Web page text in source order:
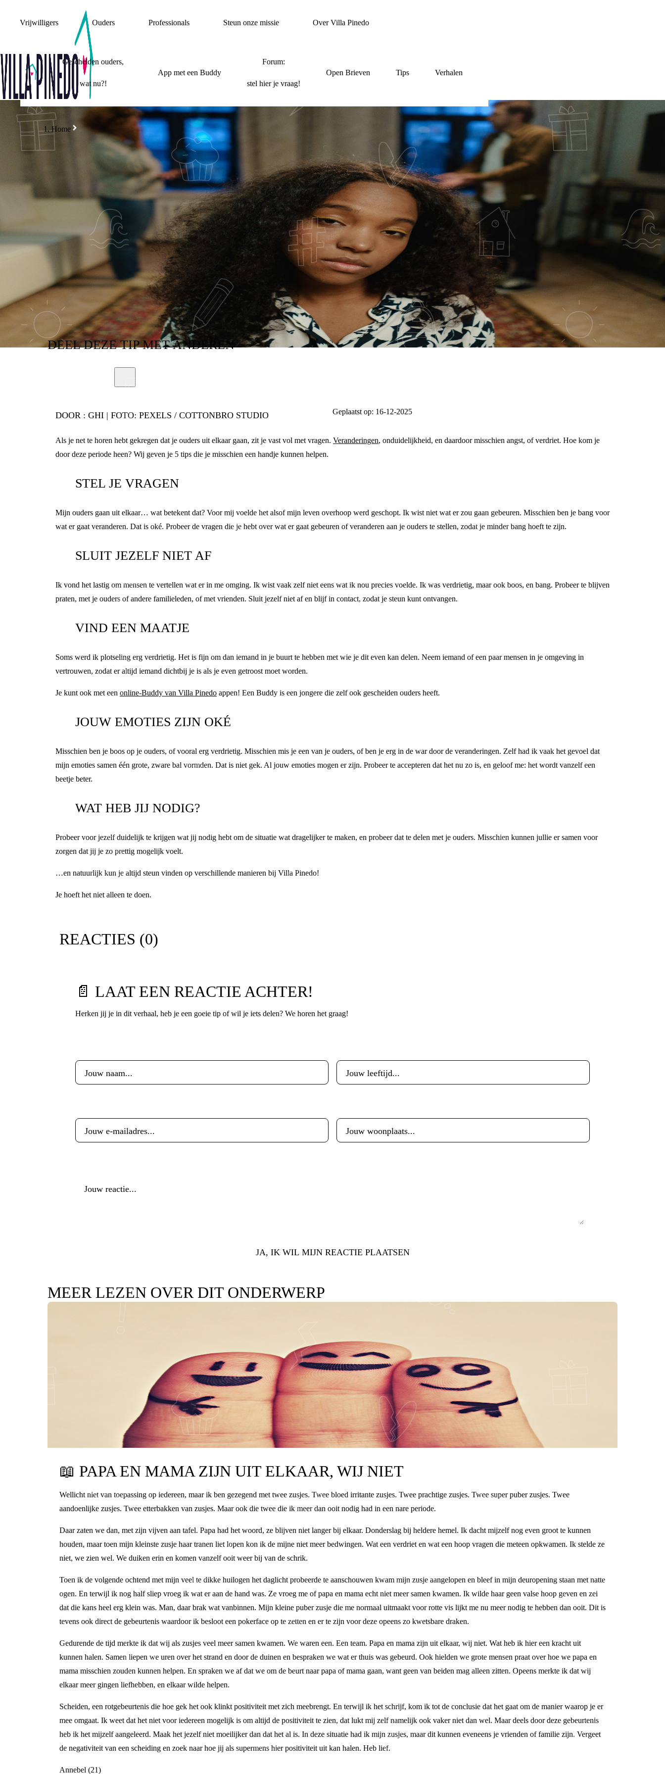
Vrijwilligers Ouders Professionals Steun onze missie Over Villa Pinedo
Gescheiden ouders,
wat nu?!
App met een Buddy
Forum:
stel hier je vraag!
Open Brieven Tips Verhalen
Home
MIJN OUDERS WAT DE F@#CK?!
5 TIPS WAT JE KUNT DOEN ALS JE HOORT DAT JE
OUDERS UIT ELKAAR GAAN
DEELDEZE TIPMET ANDEREN
DOOR : GHI | FOTO: PEXELS / COTTONBRO STUDIO Geplaatst op: 16-12-2025
Als je net te horen hebt gekregen dat je ouders uit elkaar gaan, zit je vast vol met vragen. Veranderingen, onduidelijkheid, en daardoor misschien angst, of verdriet. Hoe kom je
door deze periode heen? Wij geven je 5 tips die je misschien een handje kunnen helpen.
STEL JE VRAGEN
Mijn ouders gaan uit elkaar… wat betekent dat? Voor mij voelde het alsof mijn leven overhoop werd geschopt. Ik wist niet wat er zou gaan gebeuren. Misschien ben je bang voor
wat er gaat veranderen. Dat is oké. Probeer de vragen die je hebt over wat er gaat gebeuren of veranderen aan je ouders te stellen, zodat je minder bang hoeft te zijn.
SLUIT JEZELF NIET AF
Ik vond het lastig om mensen te vertellen wat er in me omging. Ik wist vaak zelf niet eens wat ik nou precies voelde. Ik was verdrietig, maar ook boos, en bang. Probeer te blijven
praten, met je ouders of andere familieleden, of met vrienden. Sluit jezelf niet af en blijf in contact, zodat je steun kunt ontvangen.
VIND EEN MAATJE
Soms werd ik plotseling erg verdrietig. Het is fijn om dan iemand in je buurt te hebben met wie je dit even kan delen. Neem iemand of een paar mensen in je omgeving in
vertrouwen, zodat er altijd iemand dichtbij je is als je even getroost moet worden.
Je kunt ook met een online-Buddy van Villa Pinedo appen! Een Buddy is een jongere die zelf ook gescheiden ouders heeft.
JOUW EMOTIES ZIJN OKÉ
Misschien ben je boos op je ouders, of vooral erg verdrietig. Misschien mis je een van je ouders, of ben je erg in de war door de veranderingen. Zelf had ik vaak het gevoel dat
mijn emoties samen één grote, zware bal vormden. Dat is niet gek. Al jouw emoties mogen er zijn. Probeer te accepteren dat het nu zo is, en geloof me: het wordt vanzelf een
beetje beter.
WAT HEB JIJ NODIG?
Probeer voor jezelf duidelijk te krijgen wat jij nodig hebt om de situatie wat dragelijker te maken, en probeer dat te delen met je ouders. Misschien kunnen jullie er samen voor
zorgen dat jij je zo prettig mogelijk voelt.
…en natuurlijk kun je altijd steun vinden op verschillende manieren bij Villa Pinedo!
Je hoeft het niet alleen te doen.
REACTIES (0)
📄 LAAT EEN REACTIE ACHTER!
Herken jij je in dit verhaal, heb je een goeie tip of wil je iets delen? We horen het graag!
JA, IK WIL MIJN REACTIE PLAATSEN
MEER LEZEN OVER DIT ONDERWERP
📖 PAPA EN MAMA ZIJN UIT ELKAAR, WIJ NIET
Wellicht niet van toepassing op iedereen, maar ik ben gezegend met twee zusjes. Twee bloed irritante zusjes. Twee prachtige zusjes. Twee super puber zusjes. Twee
aandoenlijke zusjes. Twee etterbakken van zusjes. Maar ook die twee die ik meer dan ooit nodig had in een nare periode.
Daar zaten we dan, met zijn vijven aan tafel. Papa had het woord, ze blijven niet langer bij elkaar. Donderslag bij heldere hemel. Ik dacht mijzelf nog even groot te kunnen
houden, maar toen mijn kleinste zusje haar tranen liet lopen kon ik de mijne niet meer bedwingen. Wat een verdriet en wat een hoop vragen die meteen opkwamen. Ik stelde ze
niet, we zien wel. We duiken erin en komen vanzelf ooit weer bij van de schrik.
Toen ik de volgende ochtend met mijn veel te dikke huilogen het daglicht probeerde te aanschouwen kwam mijn zusje aangelopen en bleef in mijn deuropening staan met natte
ogen. En terwijl ik nog half sliep vroeg ik wat er aan de hand was. Ze vroeg me of papa en mama echt niet meer samen kwamen. Ik wilde haar geen valse hoop geven en zei
dat die kans heel erg klein was. Man, daar brak wat vanbinnen. Mijn kleine puber zusje die me normaal uitmaakt voor rotte vis lijkt me nu meer nodig te hebben dan ooit. Dit is
tevens ook direct de gebeurtenis waardoor ik besloot een pokerface op te zetten en er te zijn voor deze opeens zo kwetsbare draken.
Gedurende de tijd merkte ik dat wij als zusjes veel meer samen kwamen. We waren een. Een team. Papa en mama zijn uit elkaar, wij niet. Wat heb ik hier een kracht uit
kunnen halen. Samen liepen we uren over het strand en door de duinen en bespraken we wat er thuis was gebeurd. Ook hielden we grote mensen praat over hoe we papa en
mama misschien zouden kunnen helpen. En spraken we af dat we om de beurt naar papa of mama gaan, want geen van beiden mag alleen zitten. Opeens merkte ik dat wij
elkaar meer gingen liefhebben, en elkaar wilde helpen.
Scheiden, een rotgebeurtenis die hoe gek het ook klinkt positiviteit met zich meebrengt. En terwijl ik het schrijf, kom ik tot de conclusie dat het gaat om de manier waarop je er
mee omgaat. Ik weet dat het niet voor iedereen mogelijk is om altijd de positiviteit te zien, dat lukt mij zelf namelijk ook vaker niet dan wel. Maar deels door deze gebeurtenis
heb ik het mijzelf aangeleerd. Maak het jezelf niet moeilijker dan dat het al is. In deze situatie had ik mijn zusjes, maar dit kunnen eveneens je vrienden of familie zijn. Vergeet
de negativiteit van een scheiding en zoek naar hoe jij als supermens hier positiviteit uit kan halen. Heb lief.
Annebel (21)